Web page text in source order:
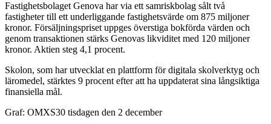
Fastighetsbolaget Genova har via ett samriskbolag sålt två
fastigheter till ett underliggande fastighetsvärde om 875 miljoner
kronor. Försäljningspriset uppges överstiga bokförda värden och
genom transaktionen stärks Genovas likviditet med 120 miljoner
kronor. Aktien steg 4,1 procent.
Skolon, som har utvecklat en plattform för digitala skolverktyg och
läromedel, stärktes 9 procent efter att ha uppdaterat sina långsiktiga
finansiella mål.
Graf: OMXS30 tisdagen den 2 december